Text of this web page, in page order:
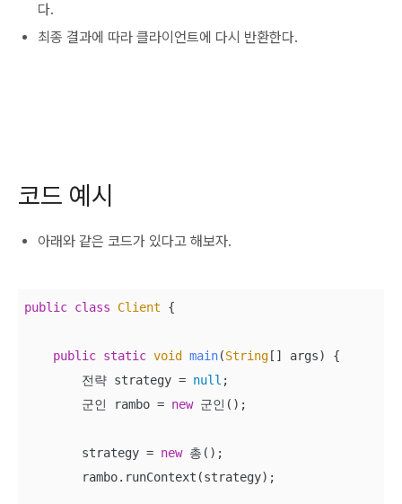
다.
최종 결과에 따라 클라이언트에 다시 반환한다.
코드 예시
아래와 같은 코드가 있다고 해보자.
public class Client {
public static void main(String [] args)
{
        전략 strategy =
null ;
        군인 rambo =
new 군인();
        strategy =
new 총();
        rambo.runContext(strategy);